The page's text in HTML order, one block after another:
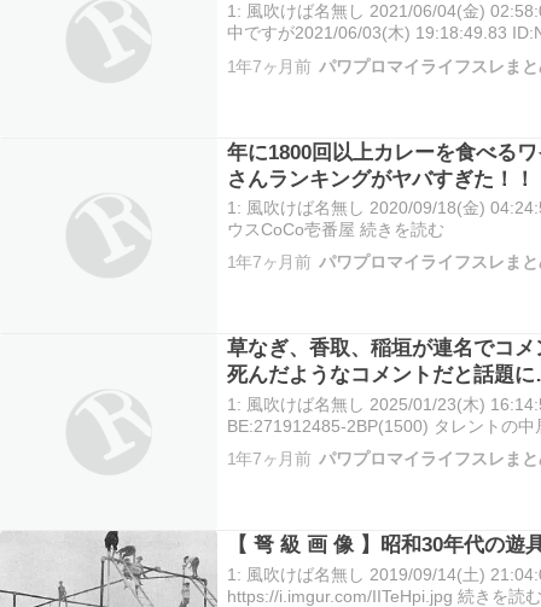
1: 風吹けば名無し 2021/06/04(金)
中ですが2021/06/03(木) 19:18:49.83
が新衣装で同時接続数19万とか出せる
1年7ヶ月前 パワプロマイライフスレま
年に1800回以上カレーを食べる
さんランキングがヤバすぎた！
1: 風吹けば名無し 2020/09/18(金)
ウスCoCo壱番屋 続きを読む
1年7ヶ月前 パワプロマイライフスレま
草なぎ、香取、稲垣が連名でコ
死んだようなコメントだと話題
1: 風吹けば名無し 2025/01/23(木)
BE:271912485-2BP(1500) タレントの
退を発表したことを受け、元SMAPメ
（50）、香取慎吾…
1年7ヶ月前 パワプロマイライフスレま
【 弩 級 画 像 】昭和30年代の
1: 風吹けば名無し 2019/09/14(土)
https://i.imgur.com/IITeHpi.jpg 続きを読む